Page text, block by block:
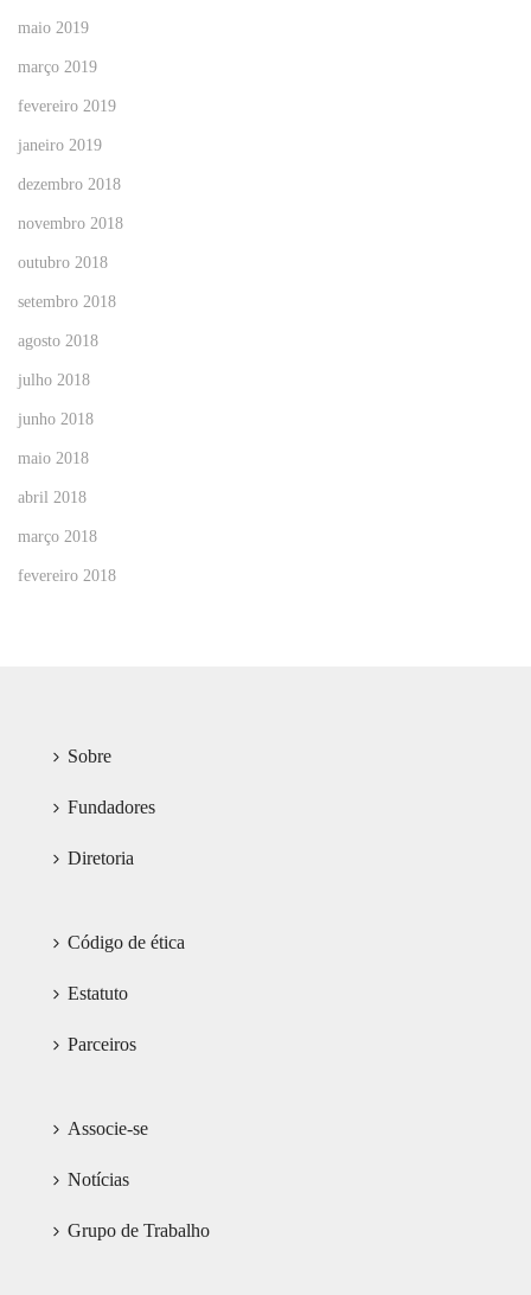
maio 2019
março 2019
fevereiro 2019
janeiro 2019
dezembro 2018
novembro 2018
outubro 2018
setembro 2018
agosto 2018
julho 2018
junho 2018
maio 2018
abril 2018
março 2018
fevereiro 2018
Sobre
Fundadores
Diretoria
Código de ética
Estatuto
Parceiros
Associe-se
Notícias
Grupo de Trabalho